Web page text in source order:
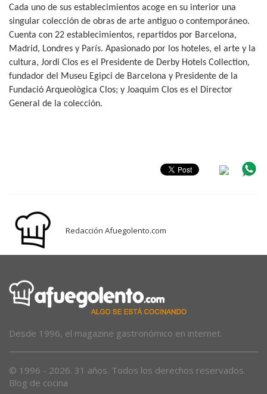
Cada uno de sus establecimientos acoge en su interior una
singular colección de obras de arte antiguo o contemporáneo.
Cuenta con 22 establecimientos, repartidos por Barcelona,
Madrid, Londres y París. Apasionado por los hoteles, el arte y la
cultura, Jordi Clos es el Presidente de Derby Hotels Collection,
fundador del Museu Egipci de Barcelona y Presidente de la
Fundació Arqueològica Clos; y Joaquim Clos es el Director
General de la colección.
Redacción Afuegolento.com
Desde 1996, el magazine gastronómico en internet.
© 1996 - 2026. 31 años. Todos los derechos reservados.
Blog de cocina